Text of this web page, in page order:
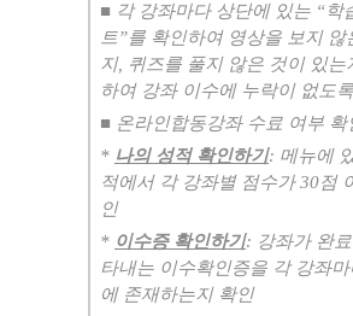
■ 각 강좌마다 상단에 있는 “학
트”를 확인하여 영상을 보지 않
지, 퀴즈를 풀지 않은 것이 있는
하여 강좌 이수에 누락이 없도
■ 온라인합동강좌 수료 여부 확
* 나의 성적 확인하기: 메뉴에
적에서 각 강좌별 점수가30점
인
* 이수증 확인하기: 강좌가 완
타내는 이수확인증을 각 강좌
에 존재하는지 확인